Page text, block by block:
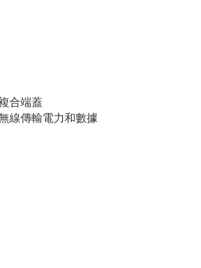
合端蓋
線傳輸電力和數據